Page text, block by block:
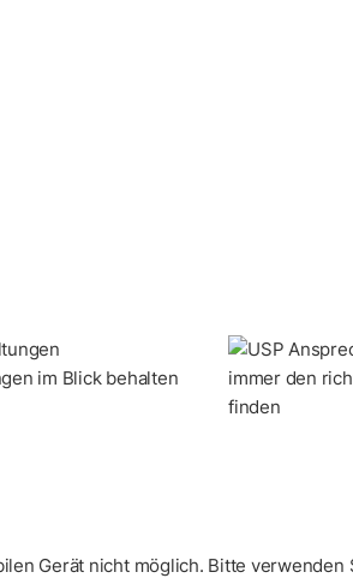
im Blick behalten
immer den
finden
Gerät nicht möglich. Bitte